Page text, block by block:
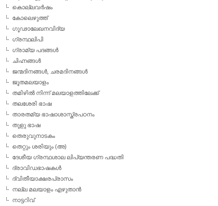
കൊല്ലവര്‍ഷം
കോലെഴുത്ത്
ഗൂഢാലേഖനവിദ്യ
ഗ്രന്ഥലിപി
ഗ്രാമ്യ പദങ്ങള്‍
ചിഹ്നങ്ങള്‍
ജന്മദിനങ്ങള്‍, ചരമദിനങ്ങള്‍
ജൂതമലയാളം
തമിഴില്‍ നിന്ന് മലയാളത്തിലേക്ക്
തലശേരി ഭാഷ
താരതമ്യ ഭാഷാശാസ്ത്രപഠനം
തുളു ഭാഷ
തെരുവുനാടകം
തെറ്റും ശരിയും (അ)
ദേശീയ ഗ്രന്ഥശാല ലിപ്യന്തരണ പദ്ധതി
ദ്രാവിഡഭാഷകള്‍
ദ്വിതീയാക്ഷരപ്രാസം
നല്ല മലയാളം എഴുതാന്‍
നാട്ടറിവ്